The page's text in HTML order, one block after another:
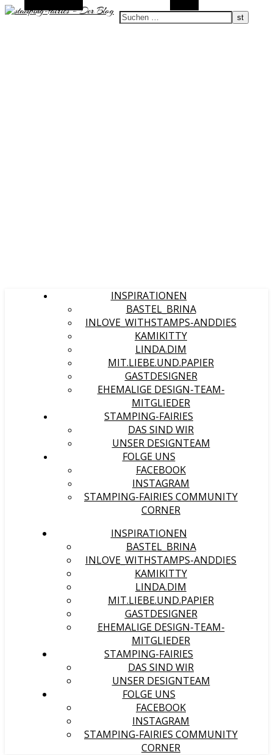
INSPIRATIONEN
BASTEL_BRINA
INLOVE_WITHSTAMPS-ANDDIES
KAMIKITTY
LINDA.DIM
MIT.LIEBE.UND.PAPIER
GASTDESIGNER
EHEMALIGE DESIGN-TEAM-
MITGLIEDER
STAMPING-FAIRIES
DAS SIND WIR
UNSER DESIGNTEAM
FOLGE UNS
FACEBOOK
INSTAGRAM
STAMPING-FAIRIES COMMUNITY
CORNER
INSPIRATIONEN
BASTEL_BRINA
INLOVE_WITHSTAMPS-ANDDIES
KAMIKITTY
LINDA.DIM
MIT.LIEBE.UND.PAPIER
GASTDESIGNER
EHEMALIGE DESIGN-TEAM-
MITGLIEDER
STAMPING-FAIRIES
DAS SIND WIR
UNSER DESIGNTEAM
FOLGE UNS
FACEBOOK
INSTAGRAM
STAMPING-FAIRIES COMMUNITY
CORNER